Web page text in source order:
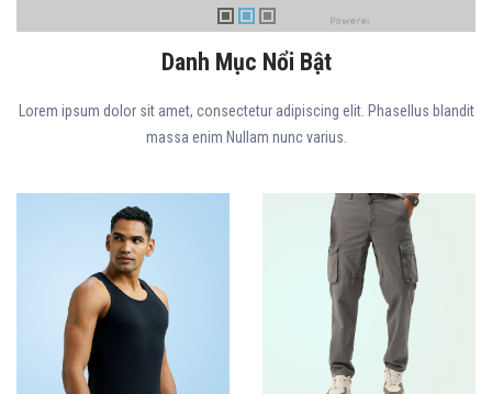
Danh Mục Nổi Bật
Lorem ipsum dolor sit amet, consectetur adipiscing elit. Phasellus blandit
massa enim Nullam nunc varius.